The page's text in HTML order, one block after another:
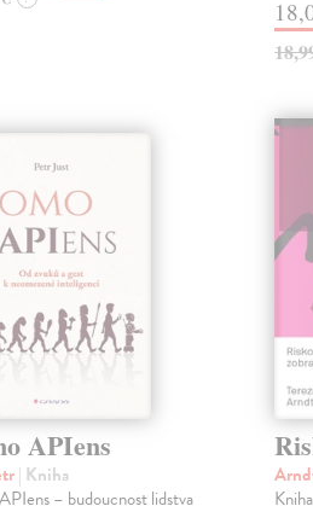
APIens
| Kniha
– budoucnost lidstva